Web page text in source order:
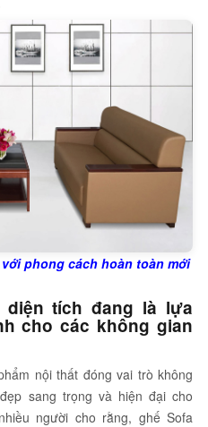
phong cách hoàn toàn mới
diện tích đang là lựa
cho các không gian
nội thất đóng vai trò không
sang trọng và hiện đại cho
người cho rằng, ghế Sofa